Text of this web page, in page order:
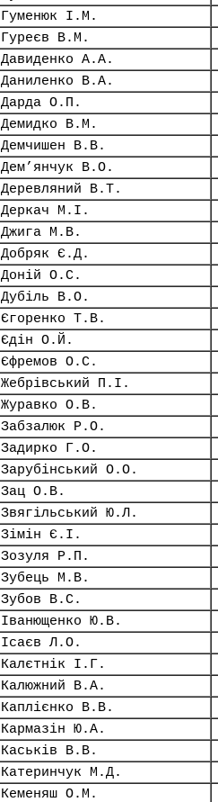
Гуменюк І.М.
Гуреєв В.М.
Давиденко А.А.
Даниленко В.А.
Дарда О.П.
Демидко В.М.
Демчишен В.В.
Дем’янчук В.О.
Деревляний В.Т.
Деркач М.І.
Джига М.В.
Добряк Є.Д.
Доній О.С.
Дубіль В.О.
Єгоренко Т.В.
Єдін О.Й.
Єфремов О.С.
Жебрівський П.І.
Журавко О.В.
Забзалюк Р.О.
Задирко Г.О.
Зарубінський О.О.
Зац О.В.
Звягільський Ю.Л.
Зімін Є.І.
Зозуля Р.П.
Зубець М.В.
Зубов В.С.
Іванющенко Ю.В.
Ісаєв Л.О.
Калєтнік І.Г.
Калюжний В.А.
Каплієнко В.В.
Кармазін Ю.А.
Каськів В.В.
Катеринчук М.Д.
Кеменяш О.М.